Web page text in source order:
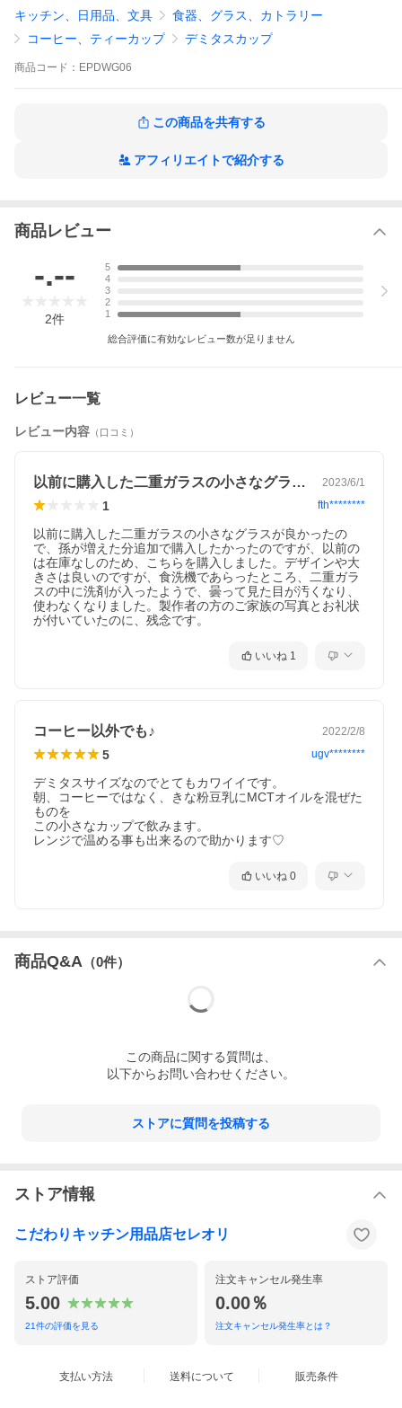
商品名：デミタスカップ ダブルウォール 4個 カプチーノ エスプレ
ッソ おしゃれ ブランド ガラス 小さいコップ コーヒー
食洗機、電子レンジ、オーブン、冷凍庫使用可
注)金属器具との使用はお勧めしません。
＊字数制限によりこちらに記載できていない事項に関しては、ペ
ージ内別箇所（"商品説明をもっと見る"や"商品説明")
ございますので、ご検討において
に違いが見られる場合がございます。下記のような場合がござい
ますが、商品の不良ではございません。国内検品にて逸脱した歪
泡・黒い点しわ・細い線・小傷※ガラス素材の特性や製造工程の
中で発生するものとしてご了承くださいませ。※モニターの種類
やパソコンの環境により、実際の商品のお色と若干異なる場合が
キッチン、日用品、文具
食器、グラス、カトラリー
コーヒー、ティーカップ
デミタスカップ
商品 コード： EPDWG06
この商品を共有する
アフィリエイトで紹介する
商品レビュー
-.--
2件
5
4
3
2
1
総合評価に有効なレビュー数が足りません
レビュー一覧
レビュー内容 （口コミ）
以前に購入した二重ガラスの小さなグラス… 2023/6/1
1 fth********
以前に購入した二重ガラスの小さなグラスが良かったの
で、孫が増えた分追加で購入したかったのですが、以前の
は在庫なしのため、こちらを購入しました。デザインや大
きさは良いのですが、食洗機であらったところ、二重ガラ
スの中に洗剤が入ったようで、曇って見た目が汚くなり、
使わなくなりました。製作者の方のご家族の写真とお礼状
が付いていたのに、残念です。
いいね 1
コーヒー以外でも♪ 2022/2/8
5 ugv********
デミタスサイズなのでとてもカワイイです。
朝、コーヒーではなく、きな粉豆乳にMCTオイルを混ぜた
ものを
この小さなカップで飲みます。
レンジで温める事も出来るので助かります♡
いいね 0
商品Q&A （0件）
この商品に関する質問は、
以下からお問い合わせください。
ストアに質問を投稿する
ストア情報
こだわりキッチン用品店セレオリ
ストア評価
5.00
21件の評価を見る
注文キャンセル発生率
0.00％
注文キャンセル発生率とは？
支払い方法 送料について 販売条件